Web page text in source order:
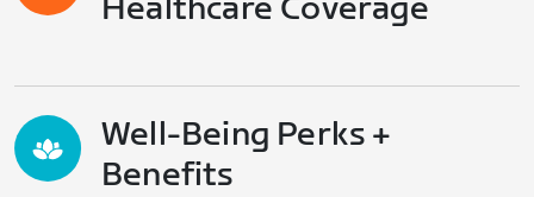
Healthcare Coverage
Well-Being Perks +
Benefits